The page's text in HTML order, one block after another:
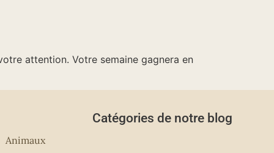
attention. Votre semaine gagnera en
Catégories de notre blog
Animaux